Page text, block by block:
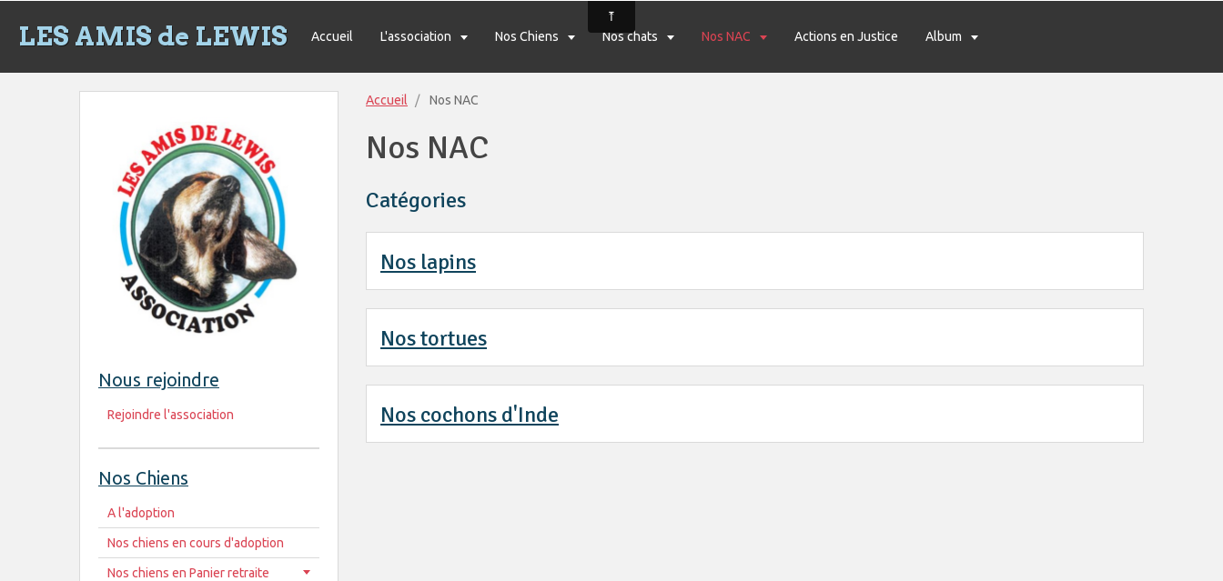
LES AMIS de LEWIS Accueil L'association Nos Chiens Nos chats Nos NAC Actions en Justice Album
Accueil Nos NAC
Nos NAC
Catégories
Nos lapins
Nos tortues
Nos cochons d'Inde
Nous rejoindre
Rejoindre l'association
Nos Chiens
A l'adoption
Nos chiens en cours d'adoption
Nos chiens en Panier retraite